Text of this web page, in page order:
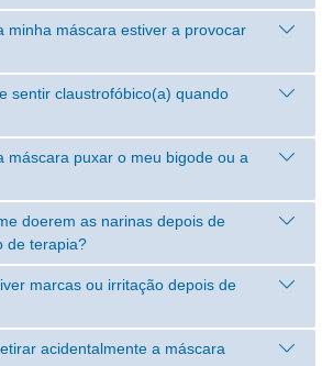
minha máscara estiver a provocar
sentir claustrofóbico(a) quando
máscara puxar o meu bigode ou a
doerem as narinas depois de
de terapia?
marcas ou irritação depois de
acidentalmente a máscara